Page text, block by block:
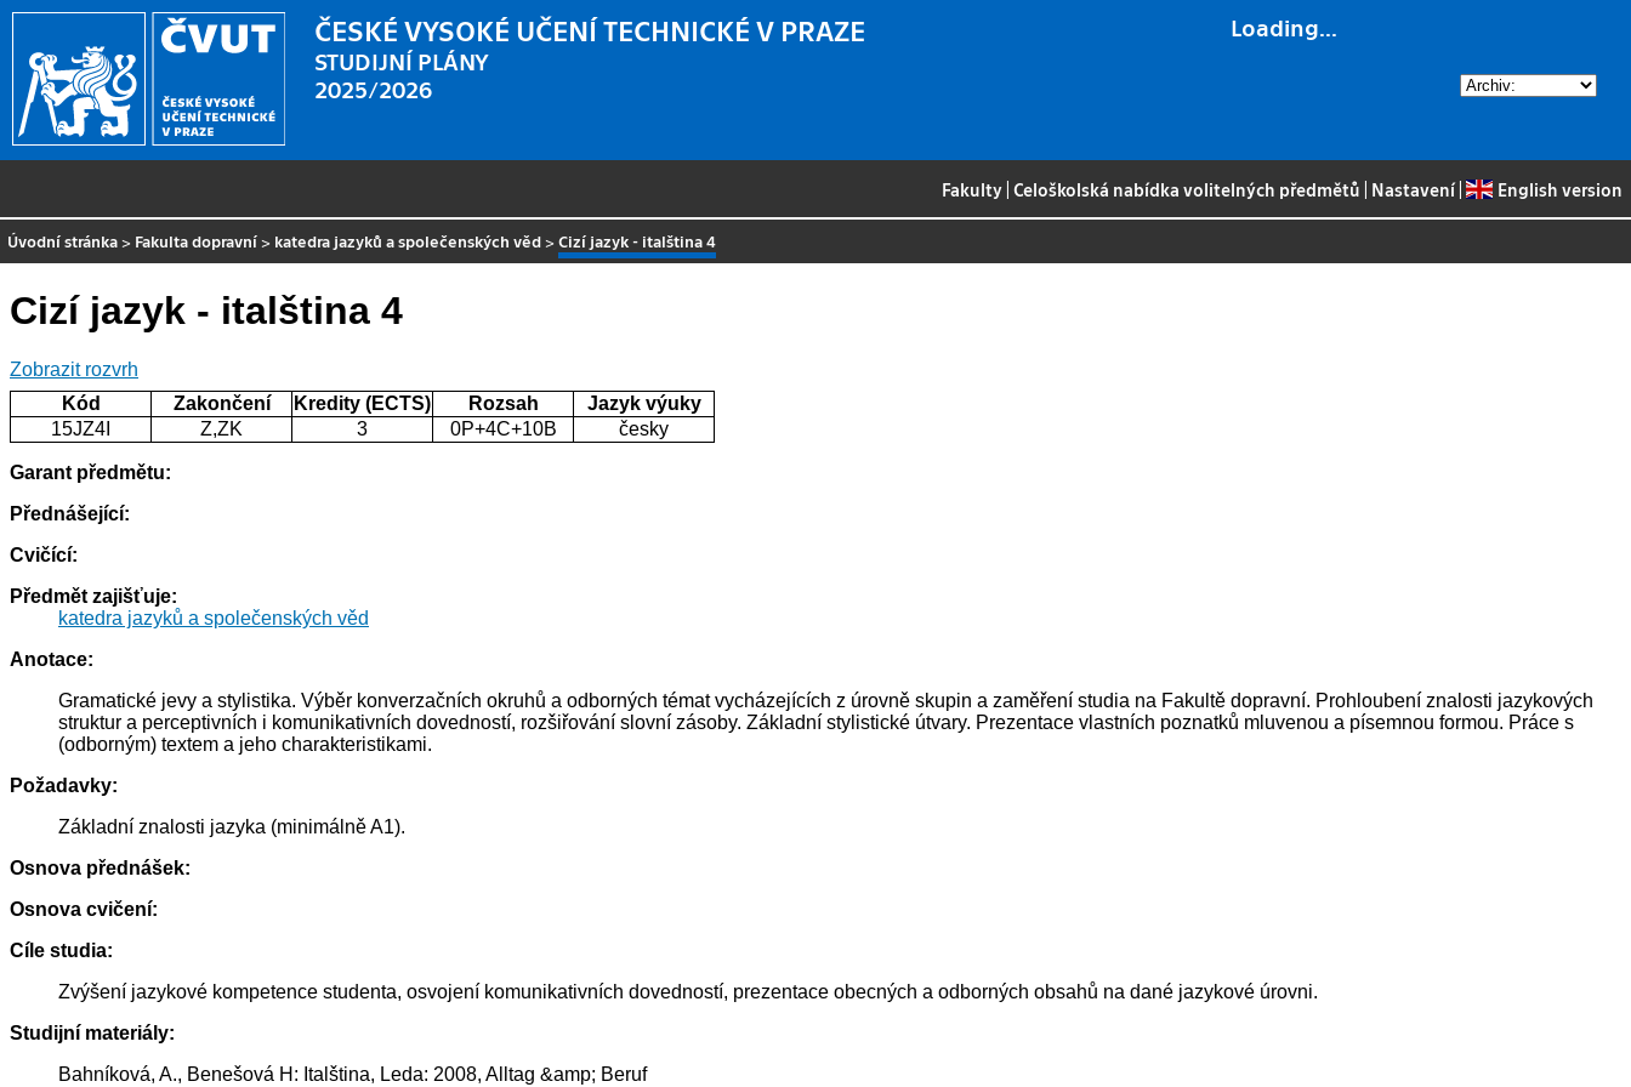
Loading...
ČESKÉ VYSOKÉ UČENÍ TECHNICKÉ V PRAZE
STUDIJNÍ PLÁNY
2025/2026
Fakulty |Celoškolská nabídka volitelných předmětů Nastavení| English version
Úvodní stránka > Fakulta dopravní > katedra jazyků a společenských věd >Cizí jazyk - italština 4
Cizí jazyk - italština 4
Zobrazit rozvrh
Kód
Zakončení Kredity (ECTS) Rozsah
Jazyk výuky
15JZ4I
Z,ZK 3 0P+4C+10B česky
Garant předmětu:
Přednášející:
Cvičící:
Předmět zajišťuje:
katedra jazyků a společenských věd
Anotace:
Gramatické jevy a stylistika. Výběr konverzačních okruhů a odborných témat vycházejících z úrovně skupin a zaměření studia na Fakultě dopravní. Prohloubení znalosti jazykových
struktur a perceptivních i komunikativních dovedností, rozšiřování slovní zásoby. Základní stylistické útvary. Prezentace vlastních poznatků mluvenou a písemnou formou. Práce s
(odborným) textem a jeho charakteristikami.
Požadavky:
Základní znalosti jazyka (minimálně A1).
Osnova přednášek:
Osnova cvičení:
Cíle studia:
Zvýšení jazykové kompetence studenta, osvojení komunikativních dovedností, prezentace obecných a odborných obsahů na dané jazykové úrovni.
Studijní materiály:
Bahníková, A., Benešová H: Italština, Leda: 2008, Alltag &amp; Beruf